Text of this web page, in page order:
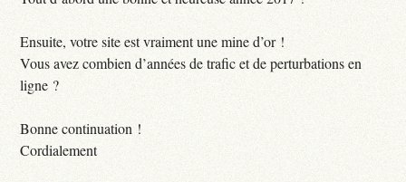
Ensuite, votre site est vraiment une mine d’or !
Vous avez combien d’années de trafic et de perturbations en
ligne ?
Bonne continuation !
Cordialement